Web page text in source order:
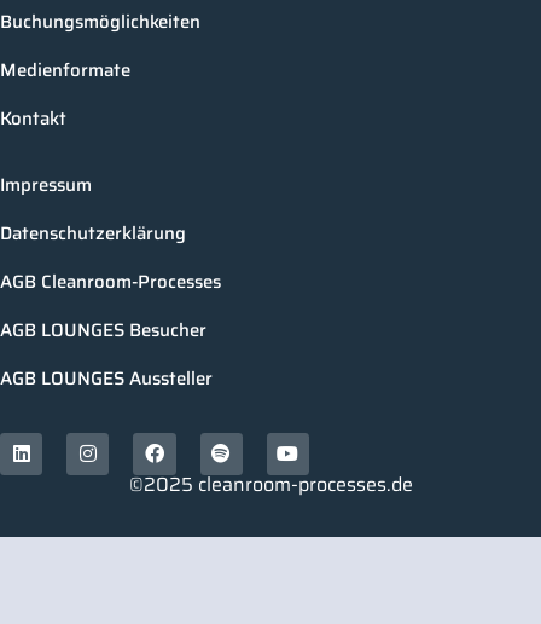
Buchungsmöglichkeiten
Medienformate
Kontakt
Impressum
Datenschutzerklärung
AGB Cleanroom-Processes
AGB LOUNGES Besucher
AGB LOUNGES Aussteller
©2025 cleanroom-processes.de